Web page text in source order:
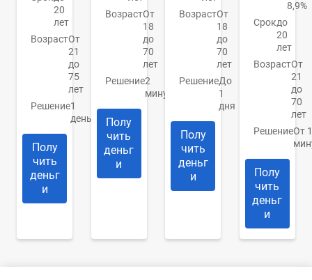
20
лет
ВозрастОт
21
до
75
лет
Решение1
день
Полу
чить
деньг
и
ВозрастОт
18
до
70
лет
Решение2
минуты
Полу
чить
деньг
и
ВозрастОт
18
до
70
лет
РешениеДо
1
дня
Полу
чить
деньг
и
8,9%
Срокдо
20
лет
ВозрастОт
21
до
70
лет
РешениеОт
Полу
чить
деньг
и